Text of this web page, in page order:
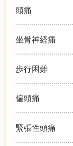
頭痛
坐骨神経痛
歩行困難
偏頭痛
緊張性頭痛